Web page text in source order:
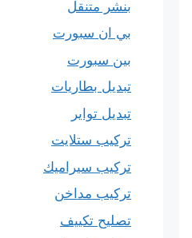
بنشر متنقل
بي ان سبورت
بين سبورت
تبديل بطاريات
تبديل تواير
تركيب ستلايت
تركيب سيراميك
تركيب مداخن
تصليح تكييف